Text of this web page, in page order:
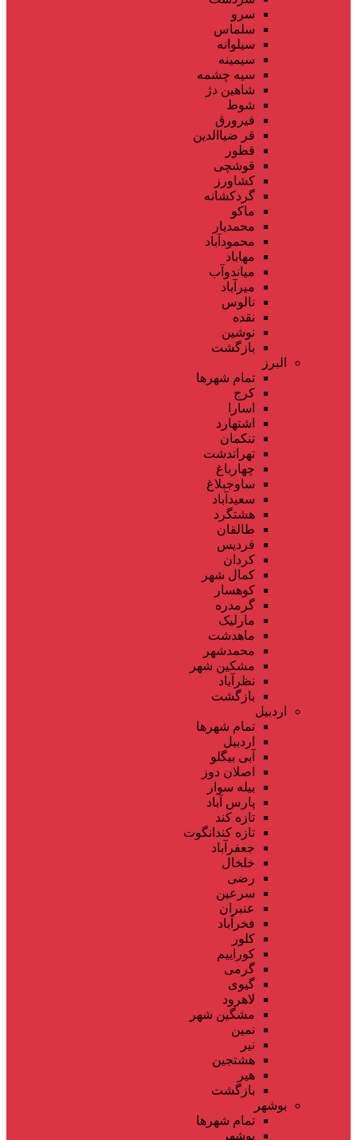
سرو
سلماس
سیلوانه
سیمینه
سیه چشمه
شاهین دژ
شوط
فیرورق
قر ضیاالدین
قطور
قوشچی
کشاورز
گردکشانه
ماکو
محمدیار
محمودآباد
مهاباد
میاندوآب
میرآباد
نالوس
نقده
نوشین
بازگشت
البرز
تمام شهر‌ها
کرج
اسارا
اشتهارد
تنکمان
تهراندشت
چهارباغ
ساوجبلاغ
سعیدآباد
هشتگرد
طالقان
فردیس
کردان
کمال شهر
کوهسار
گرمدره
مارلیک
ماهدشت
محمدشهر
مشکین شهر
نظرآباد
بازگشت
اردبیل
تمام شهر‌ها
اردبیل
آبی بیگلو
اصلان دوز
بیله سوار
پارس آباد
تازه کند
تازه کندانگوت
جعفرآباد
خلخال
رضی
سرعین
عنبران
فخرآباد
کلور
کوراییم
گرمی
گیوی
لاهرود
مشگین شهر
نمین
نیر
هشتجین
هیر
بازگشت
بوشهر
تمام شهر‌ها
بوشهر